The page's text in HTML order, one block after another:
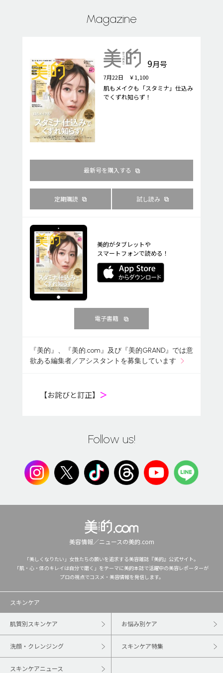
Magazine
9月号
7月22日 ￥1,100
肌もメイクも「スタミナ」仕込み
でくずれ知らず！
最新号を購入する
定期購読 試し読み
美的がタブレットや
スマートフォンで読める！
電子書籍
『美的』、『美的.com』及び『美的GRAND』では意
欲ある編集者／アシスタントを募集しています
【お詫びと訂正】 ＞
Follow us!
美容情報／ニュースの美的.com
「美しくなりたい」女性たちの願いを追求する美容雑誌『美的』公式サイト。
「肌・心・体のキレイは自分で磨く」をテーマに美的本誌で活躍中の美容レポーターが
プロの視点でコスメ・美容情報を発信します。
スキンケア
肌質別スキンケア お悩み別ケア
洗顔・クレンジング スキンケア特集
スキンケアニュース